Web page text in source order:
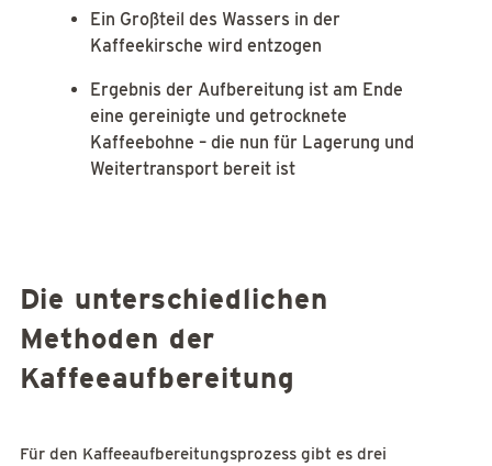
Ein Großteil des Wassers in der
Kaffeekirsche wird entzogen
Ergebnis der Aufbereitung ist am Ende
eine gereinigte und getrocknete
Kaffeebohne – die nun für Lagerung und
Weitertransport bereit ist
Die unterschiedlichen
Methoden der
Kaffeeaufbereitung
Für den Kaffeeaufbereitungsprozess gibt es drei